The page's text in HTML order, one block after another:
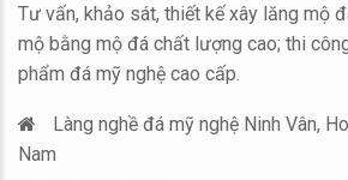
Tư vấn, khảo sát, thiết kế xây lăng mộ
mộ bằng mộ đá chất lượng cao; thi
phẩm đá mỹ nghệ cao cấp.
Làng nghề đá mỹ nghệ Ninh Vân,
Nam